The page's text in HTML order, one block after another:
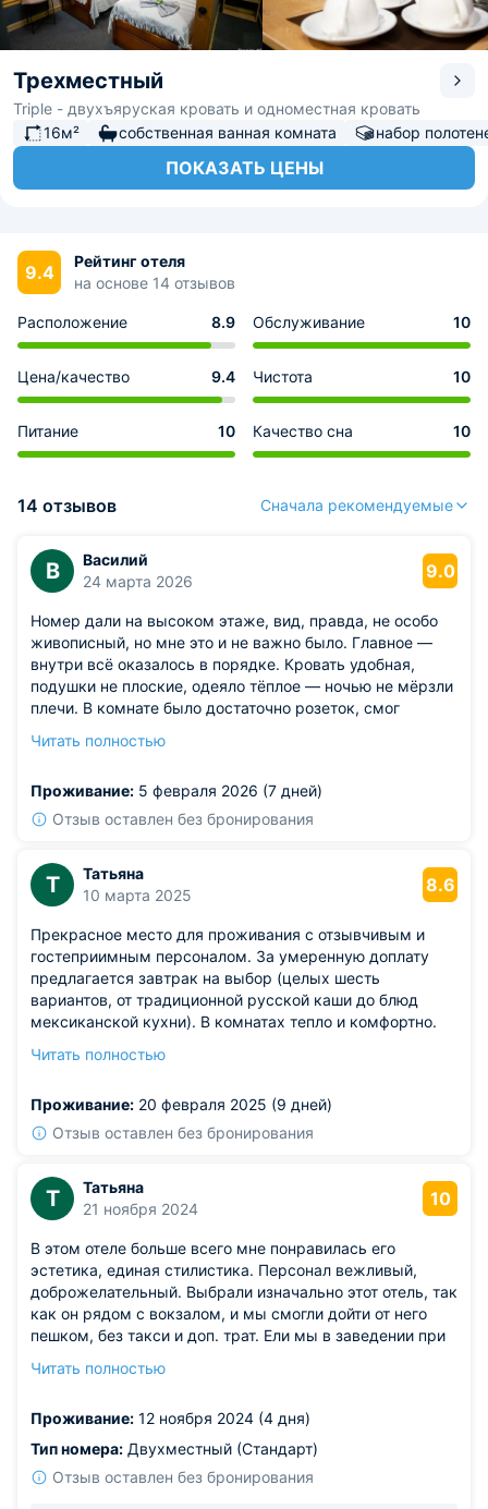
Трехместный
Triple - двухъяруская кровать и одноместная кровать
16м²
собственная ванная комната набор
ПОКАЗАТЬ ЦЕНЫ
9.4
Рейтинг отеля
на основе 14 отзывов
Расположение 8.9 Обслуживание 10
Цена/качество 9.4 Чистота 10
Питание 10 Качество сна 10
14 отзывов Сначала рекомендуемые
В
Василий
24 марта 2026
9.0
Номер дали на высоком этаже, вид, правда, не особо
живописный, но мне это и не важно было. Главное —
внутри всё оказалось в порядке. Кровать удобная,
подушки не плоские, одеяло тёплое — ночью не мёрзли
плечи. В комнате было достаточно розеток, смог
меня критично. Кондиционер работал тихо, не мешал
Из недостатков: в шкафу не хватало крючков для
верхней одежды — вешалки есть, а вот повесить
и будет вообще отлично.
Читать полностью
Проживание: 5 февраля 2026 (7 дней)
Отзыв оставлен без бронирования
Т
Татьяна
10 марта 2025
8.6
Прекрасное место для проживания с отзывчивым и
гостеприимным персоналом. За умеренную доплату
предлагается завтрак на выбор (целых шесть
вариантов, от традиционной русской каши до блюд
мексиканской кухни). В комнатах тепло и комфортно.
примерно в 7-8 минутах ходьбы. Искренне
Читать полностью
Проживание: 20 февраля 2025 (9 дней)
Отзыв оставлен без бронирования
Т
Татьяна
21 ноября 2024
10
В этом отеле больше всего мне понравилась его
эстетика, единая стилистика. Персонал вежливый,
доброжелательный. Выбрали изначально этот отель, так
как он рядом с вокзалом, и мы смогли дойти от него
пешком, без такси и доп. трат. Ели мы в заведении при
номере чисто и убрано, матрас на кровати новый. В
всё.
Читать полностью
Проживание: 12 ноября 2024 (4 дня)
Тип номера: Двухместный (Стандарт)
Отзыв оставлен без бронирования